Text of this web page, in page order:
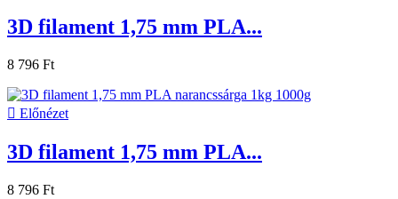
3D filament 1,75 mm PLA...
8 796 Ft
 Előnézet
3D filament 1,75 mm PLA...
8 796 Ft